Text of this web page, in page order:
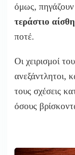
όμως,
τεράστιο
ποτέ.
Οι χειρισμοί
ανεξάντλητοι,
τους σχέσεις
όσους